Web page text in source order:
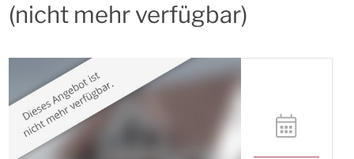
(nicht mehr verfügbar)